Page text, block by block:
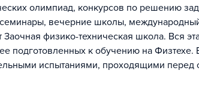
олимпиад, конкурсов по решению
вечерние школы,
физико-техническая школа. Вся
подготовленных к обучению на Физтехе.
испытаниями, проходящими перед